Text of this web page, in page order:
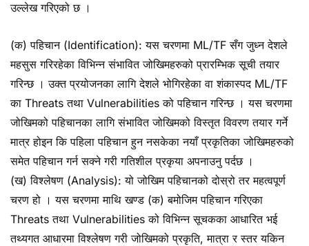
उल्लेख गरिएको छ ।
(क) पहिचान (Identification): यस चरणमा ML/TF सँग जुध्न देशले
महसुस गरिरहेका विभिन्न संभावित जोखिमहरुको प्रारम्भिक सूची तयार
गरिन्छ । उक्त प्रयोजनका लागि देशले भोगिरहेका वा शंकास्पद ML/TF
का Threats तथा Vulnerabilities को पहिचान गरिन्छ । यस चरणमा
जोखिमको पहिचानका लागि संभावित जोखिमको विस्तृत विवरण तयार गर्ने
मात्र होइन कि पहिला पहिचान हुन नसकेका नयाँ प्रकृतिका जोखिमहरुको
समेत पहिचान गर्न सक्ने गरी गतिशील प्रकृया अपनाउनु पर्दछ ।
(ख) विश्लेषण (Analysis): यो जोखिम पहिचानको दोस्रो तर महत्वपूर्ण
चरण हो । यस चरणमा माथि खण्ड (क) बमोजिम पहिचान गरिएका
Threats तथा Vulnerabilities को विभिन्न सूचकका आधारित भई
तथ्यगत आधारमा विश्लेषण गरी जोखिमको प्रकृति, मात्रा र स्तर यकिन